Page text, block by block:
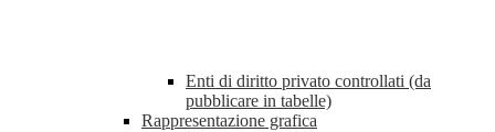
Enti di diritto privato controllati (da
pubblicare in tabelle)
Rappresentazione grafica